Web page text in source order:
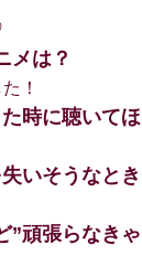
メは？
！
時に聴いて
失いそうなと
”頑張らなき